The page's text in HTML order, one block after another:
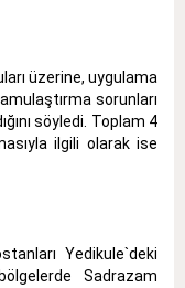
üzerine, uygulama
sorunları
söyledi. Toplam 4
ilgili olarak ise
Yedikule`deki
Sadrazam